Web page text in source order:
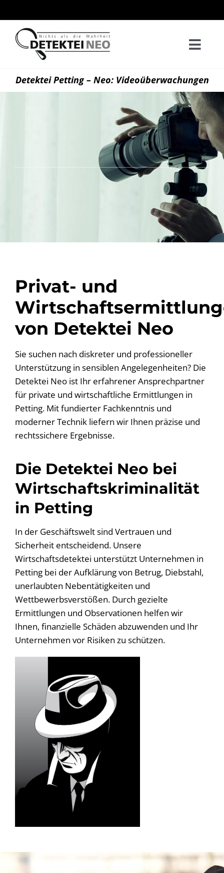
Inhalt
springen
Detektei Petting – Neo: Videoüberwachungen
Privat- und
von Detektei Neo
Sie suchen nach diskreter und professioneller
Unterstützung in sensiblen Angelegenheiten? Die
Detektei Neo ist Ihr erfahrener Ansprechpartner
für private und wirtschaftliche Ermittlungen in
Petting. Mit fundierter Fachkenntnis und
moderner Technik liefern wir Ihnen präzise und
rechtssichere Ergebnisse.
Die Detektei Neo bei
Wirtschaftskriminalität
in Petting
In der Geschäftswelt sind Vertrauen und
Sicherheit entscheidend. Unsere
Wirtschaftsdetektei unterstützt Unternehmen in
Petting bei der Aufklärung von Betrug, Diebstahl,
unerlaubten Nebentätigkeiten und
Wettbewerbsverstößen. Durch gezielte
Ermittlungen und Observationen helfen wir
Ihnen, finanzielle Schäden abzuwenden und Ihr
Unternehmen vor Risiken zu schützen.